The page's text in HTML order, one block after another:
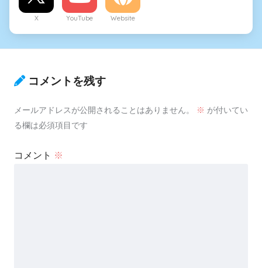
X YouTube Website
コメントを残す
メールアドレスが公開されることはありません。 ※ が付いてい
る欄は必須項目です
コメント ※